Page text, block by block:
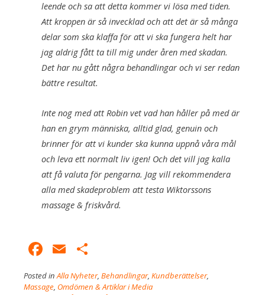
leende och sa att detta kommer vi lösa med tiden.
Att kroppen är så invecklad och att det är så många
delar som ska klaffa för att vi ska fungera helt har
jag aldrig fått ta till mig under åren med skadan.
Det har nu gått några behandlingar och vi ser redan
bättre resultat.
Inte nog med att Robin vet vad han håller på med är
han en grym människa, alltid glad, genuin och
brinner för att vi kunder ska kunna uppnå våra mål
och leva ett normalt liv igen! Och det vill jag kalla
att få valuta för pengarna. Jag vill rekommendera
alla med skadeproblem att testa Wiktorssons
massage & friskvård.
Facebook
Email
Posted inAlla Nyheter, Behandlingar, Kundberättelser,
Massage, Omdömen & Artiklar i Media